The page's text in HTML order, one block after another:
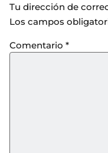
Tu dirección de
Los campos
Comentario *